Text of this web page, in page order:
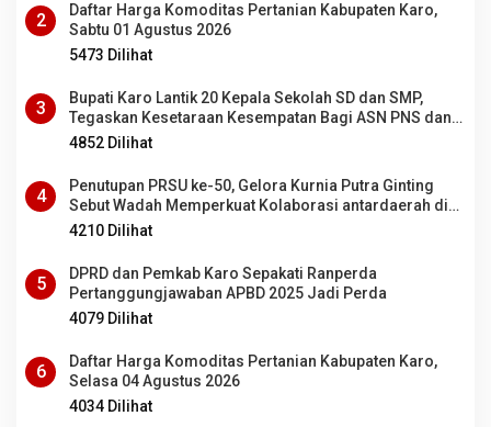
2
Daftar Harga Komoditas Pertanian Kabupaten Karo,
Sabtu 01 Agustus 2026
5473 Dilihat
3
Bupati Karo Lantik 20 Kepala Sekolah SD dan SMP,
Tegaskan Kesetaraan Kesempatan Bagi ASN PNS dan
PPPK
4852 Dilihat
4
Penutupan PRSU ke-50, Gelora Kurnia Putra Ginting
Sebut Wadah Memperkuat Kolaborasi antardaerah di
Sumut
4210 Dilihat
5
DPRD dan Pemkab Karo Sepakati Ranperda
Pertanggungjawaban APBD 2025 Jadi Perda
4079 Dilihat
6
Daftar Harga Komoditas Pertanian Kabupaten Karo,
Selasa 04 Agustus 2026
4034 Dilihat